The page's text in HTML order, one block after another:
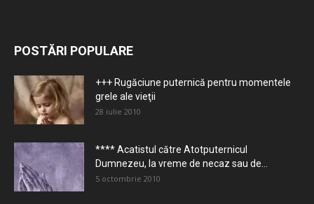
POSTĂRI POPULARE
+++ Rugăciune puternică pentru momentele
grele ale vieţii
28 iulie 2010
**** Acatistul către Atotputernicul
Dumnezeu, la vreme de necaz sau de...
5 octombrie 2010